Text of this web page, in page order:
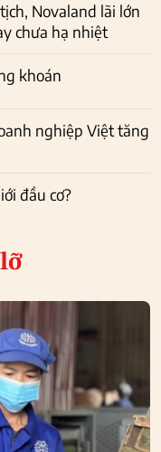
Novaland lãi lớn
chưa hạ nhiệt
khoán
nghiệp Việt tăng
đầu cơ?